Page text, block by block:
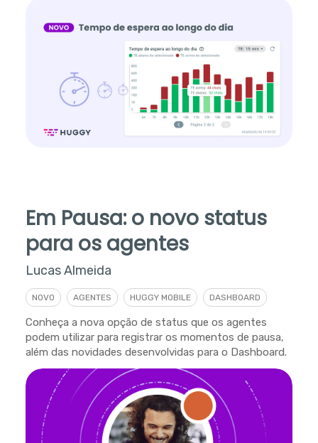
Em Pausa: o novo status
para os agentes
Lucas Almeida
NOVO AGENTES HUGGY MOBILE DASHBOARD
Conheça a nova opção de status que os agentes
podem utilizar para registrar os momentos de pausa,
além das novidades desenvolvidas para o Dashboard.